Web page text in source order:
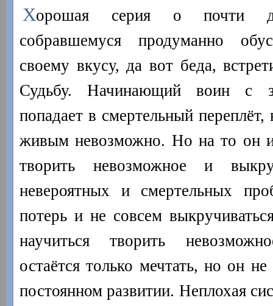
Хорошая серия о почти
собравшемуся продуманно
своему вкусу, да вот беда,
Судьбу. Начинающий воин с
попадает в смертельный переплёт,
живым невозможно. Но на то он
творить невозможное и
невероятных и смертельных
потерь и не совсем
научиться творить
остаётся только мечтать, но он
постоянном развитии. Неплохая